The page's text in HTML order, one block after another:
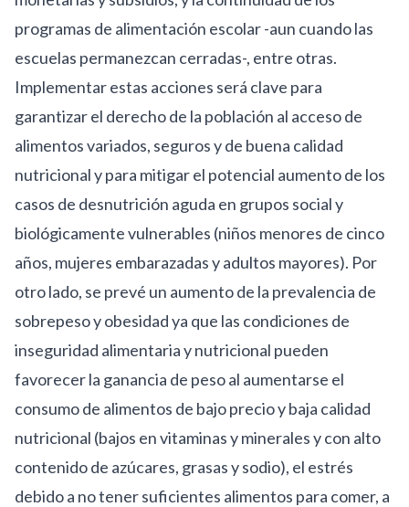
programas de alimentación escolar-aun cuando las
escuelas permanezcan cerradas-, entre otras.
Implementar estas acciones será clave para
garantizar el derecho de la población al acceso de
alimentos variados, seguros y de buena calidad
nutricional y para mitigar el potencial aumento de los
casos de desnutrición aguda en grupos social y
biológicamente vulnerables (niños menores de cinco
años, mujeres embarazadas y adultos mayores). Por
otro lado, se prevé un aumento de la prevalencia de
sobrepeso y obesidad ya que las condiciones de
inseguridad alimentaria y nutricional pueden
favorecer la ganancia de peso al aumentarse el
consumo de alimentos de bajo precio y baja calidad
nutricional (bajos en vitaminas y minerales y con alto
contenido de azúcares, grasas y sodio), el estrés
debido a no tener suficientes alimentos para comer, a